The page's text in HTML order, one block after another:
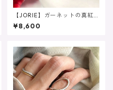
【JORIE】ガーネットの真紅
フォークリング 大粒 1月誕
生石
¥8,600